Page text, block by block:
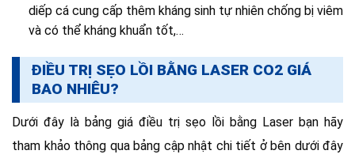
diếp cá cung cấp thêm kháng sinh tự nhiên chống bị viêm
và có thể kháng khuẩn tốt,…
ĐIỀU TRỊ SẸO LỒI BẰNG LASER CO2 GIÁ
BAO NHIÊU?
Dưới đây là bảng giá điều trị sẹo lồi bằng Laser bạn hãy
tham khảo thông qua bảng cập nhật chi tiết ở bên dưới đây